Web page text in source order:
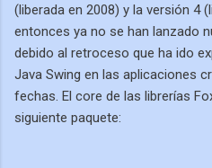
(liberada en 2008) y la versión 4
entonces ya no se han lanzado
debido al retroceso que ha ido
Java Swing en las aplicaciones
fechas. El core de las librerías
siguiente paquete: